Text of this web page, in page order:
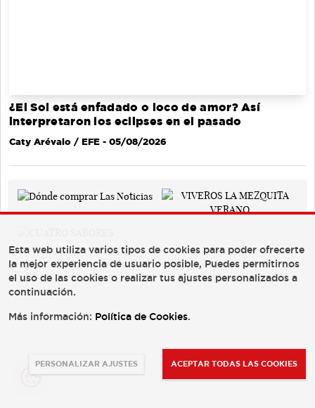
¿El Sol está enfadado o loco de amor? Así
interpretaron los eclipses en el pasado
Caty Arévalo / EFE - 05/08/2026
Esta web utiliza varios tipos de cookies para poder ofrecerte
la mejor experiencia de usuario posible, Puedes permitirnos
el uso de las cookies o realizar tus ajustes personalizados a
continuación.
Más información: Política de Cookies.
PERSONALIZAR AJUSTES ACEPTAR TODAS LAS COOKIES